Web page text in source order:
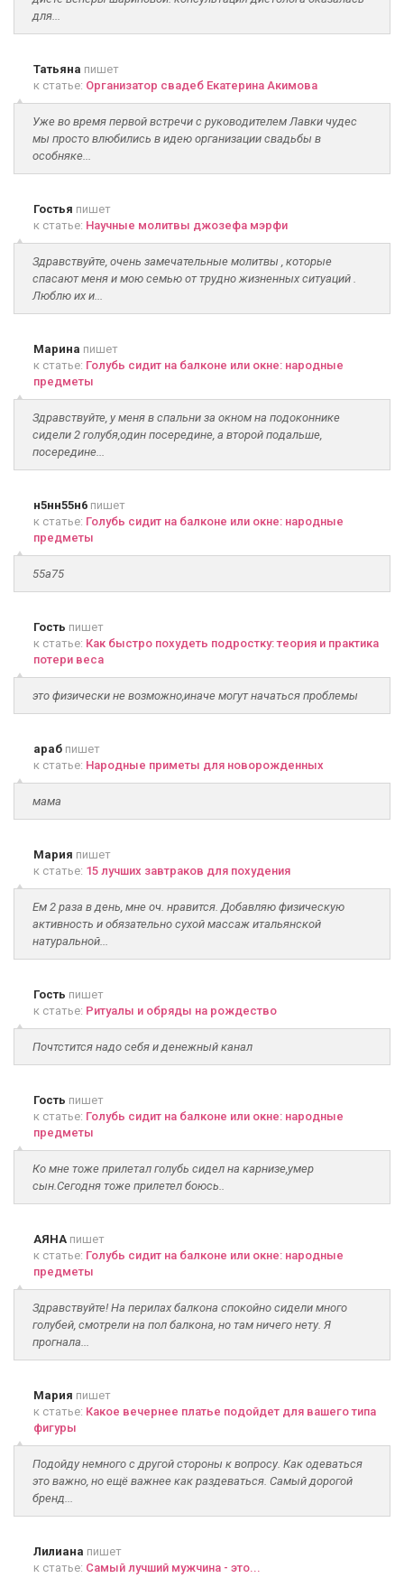
для...
Татьяна пишет
к статье: Организатор свадеб Екатерина Акимова
Уже во время первой встречи с руководителем Лавки чудес
мы просто влюбились в идею организации свадьбы в
особняке...
Гостья пишет
к статье: Научные молитвы джозефа мэрфи
Здравствуйте, очень замечательные молитвы , которые
спасают меня и мою семью от трудно жизненных ситуаций .
Люблю их и...
Марина пишет
к статье: Голубь сидит на балконе или окне: народные
предметы
Здравствуйте, у меня в спальни за окном на подоконнике
сидели 2 голубя,один посередине, а второй подальше,
посередине...
н5нн55н6 пишет
к статье: Голубь сидит на балконе или окне: народные
предметы
55а75
Гость пишет
к статье: Как быстро похудеть подростку: теория и практика
потери веса
это физически не возможно,иначе могут начаться проблемы
араб пишет
к статье: Народные приметы для новорожденных
мама
Мария пишет
к статье: 15 лучших завтраков для похудения
Ем 2 раза в день, мне оч. нравится. Добавляю физическую
активность и обязательно сухой массаж итальянской
натуральной...
Гость пишет
к статье: Ритуалы и обряды на рождество
Почтстится надо себя и денежный канал
Гость пишет
к статье: Голубь сидит на балконе или окне: народные
предметы
Ко мне тоже прилетал голубь сидел на карнизе,умер
сын.Сегодня тоже прилетел боюсь..
АЯНА пишет
к статье: Голубь сидит на балконе или окне: народные
предметы
Здравствуйте! На перилах балкона спокойно сидели много
голубей, смотрели на пол балкона, но там ничего нету. Я
прогнала...
Мария пишет
к статье: Какое вечернее платье подойдет для вашего типа
фигуры
Подойду немного с другой стороны к вопросу. Как одеваться
это важно, но ещё важнее как раздеваться. Самый дорогой
бренд...
Лилиана пишет
к статье: Самый лучший мужчина - это...